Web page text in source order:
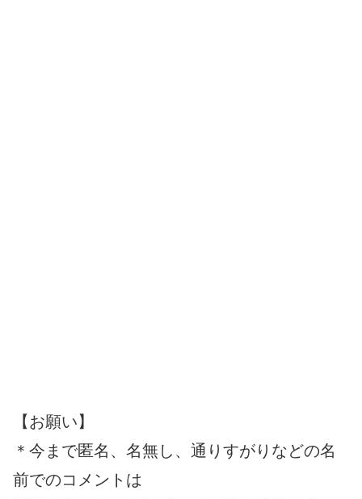
【お願い】
＊今まで匿名、名無し、通りすがりなどの名
前でのコメントは